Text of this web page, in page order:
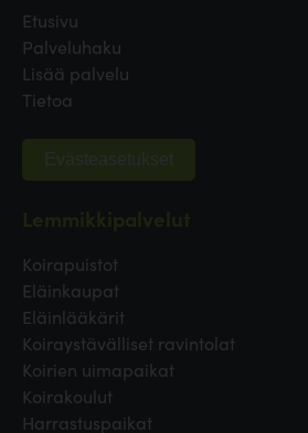
Etusivu
Palveluhaku
Lisää palvelu
Tietoa
Evästeasetukset
Koirapuistot
Eläinkaupat
Eläinlääkärit
Koiraystävälliset ravintolat
Koirien uimapaikat
Koirakoulut
Harrastuspaikat